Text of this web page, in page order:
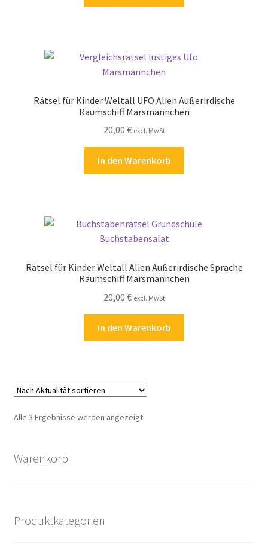
Mein Konto
Widerrufsbelehrung
Rätsel für Kinder Weltall UFO Alien Außerirdische
Raumschiff Marsmännchen
20,00 € excl. MwSt
In den Warenkorb
Rätsel für Kinder Weltall Alien Außerirdische Sprache
Raumschiff Marsmännchen
20,00 € excl. MwSt
In den Warenkorb
Alle 3 Ergebnisse werden angezeigtNach
Warenkorb
Produktkategorien